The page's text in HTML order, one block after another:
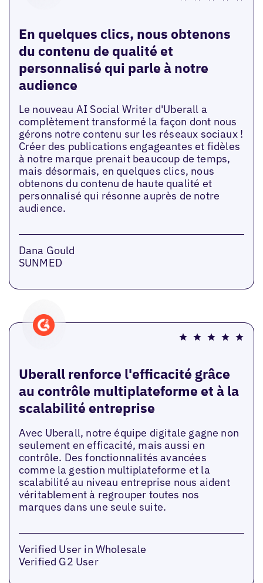
En quelques clics, nous obtenons
du contenu de qualité et
personnalisé qui parle à notre
audience
Le nouveau AI Social Writer d'Uberall a
complètement transformé la façon dont nous
gérons notre contenu sur les réseaux sociaux !
Créer des publications engageantes et fidèles
à notre marque prenait beaucoup de temps,
mais désormais, en quelques clics, nous
obtenons du contenu de haute qualité et
personnalisé qui résonne auprès de notre
audience.
Dana Gould
SUNMED
Uberall renforce l'efficacité grâce
au contrôle multiplateforme et à la
scalabilité entreprise
Avec Uberall, notre équipe digitale gagne non
seulement en efficacité, mais aussi en
contrôle. Des fonctionnalités avancées
comme la gestion multiplateforme et la
scalabilité au niveau entreprise nous aident
véritablement à regrouper toutes nos
marques dans une seule suite.
Verified User in Wholesale
Verified G2 User